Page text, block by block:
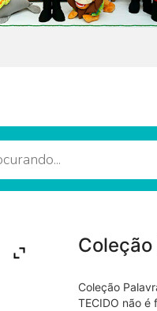
Coleção
TECIDO não é